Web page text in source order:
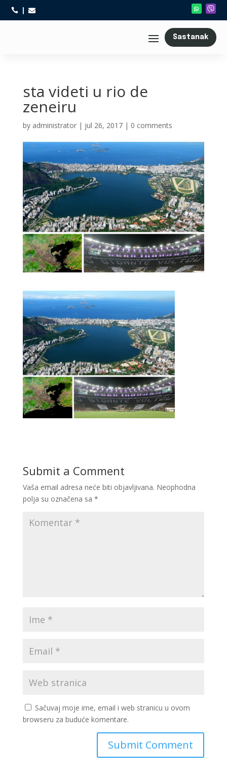
 
Sastanak
sta videti u rio de
zeneiru
by administrator| jul 26, 2017| 0 comments
Submit a Comment
Vaša email adresa neće biti objavljivana. Neophodna
polja su označena sa *
Sačuvaj moje ime, email i web stranicu u ovom
browseru za buduće komentare.